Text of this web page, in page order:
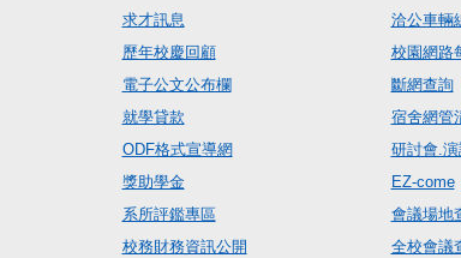
求才訊息
歷年校慶回顧
電子公文公布欄
就學貸款
ODF格式宣導網
獎助學金
系所評鑑專區
校務財務資訊公開
洽公車輛
校園網路
斷網查詢
宿舍網管
研討會.演
EZ-come
會議場地
全校會議